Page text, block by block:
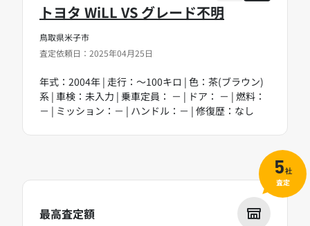
鳥取県米子市
査定依頼日：2025年04月25日
トヨタ WiLL VS グレード不明
年式：2004年 | 走行：～100キロ | 色：茶(ブラウン)
系 | 車検：未入力 | 乗車定員： － | ドア： － | 燃料：
－ | ミッション：－ | ハンドル：－ | 修復歴：なし
最高査定額
5社
査定